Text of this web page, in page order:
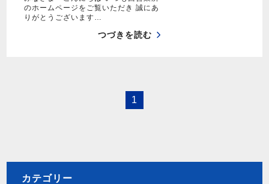
のホームページをご覧いただき 誠にあ
りがとうございます…
つづきを読む
1
カテゴリー